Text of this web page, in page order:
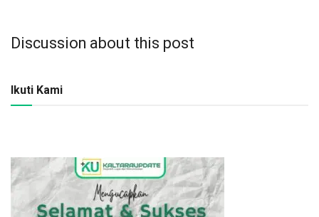
Discussion about this post
Ikuti Kami